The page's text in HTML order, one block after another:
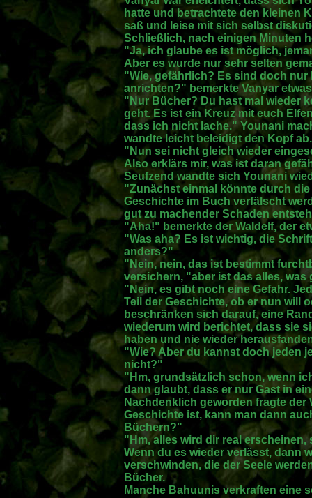
hatte und betrachtete den kleinen
saß und leise mit sich selbst
Schließlich, nach einigen Minuten
"Ja, ich glaube es ist möglich,
Aber es wurde nur sehr selten
"Wie, gefährlich? Es sind doch
anrichten?" bemerkte Vanyar
"Nur Bücher? Du hast mal wieder
geht. Es ist ein Kreuz mit euch
dass ich nicht lache." Younani
wandte leicht beleidigt den Kopf ab.
"Nun sei nicht gleich wieder
Also erklärs mir, was ist daran
Seufzend wandte sich Younani
"Zunächst einmal könnte durch
Geschichte im Buch verfälscht
gut zu machender Schaden
"Aha!" bemerkte der Waldelf, der
"Was aha? Es ist wichtig, die
anders?"
"Nein, nein, das ist bestimmt
versichern, "aber ist das alles,
"Nein, es gibt noch eine Gefahr.
Teil der Geschichte, ob er nun will
beschränken sich darauf, eine
wiederum wird berichtet, dass sie
haben und nie wieder
"Wie? Aber du kannst doch jeden
nicht?"
"Hm, grundsätzlich schon, wenn
dann glaubt, dass er nur Gast in
Nachdenklich geworden fragte der
Geschichte ist, kann man dann
Büchern?"
"Hm, alles wird dir real
Wenn du es wieder verlässt, dann
verschwinden, die der Seele
Bücher.
Manche Bahuunis verkraften eine